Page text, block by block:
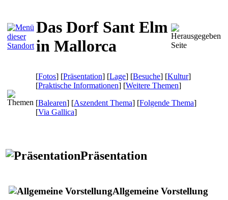
Das Dorf Sant Elm
in Mallorca
[Fotos] [Präsentation] [Lage] [Besuche] [Kultur]
[Praktische Informationen] [Weitere Themen]
[Balearen] [Aszendent Thema] [Folgende Thema]
[Via Gallica]
Präsentation
Allgemeine Vorstellung